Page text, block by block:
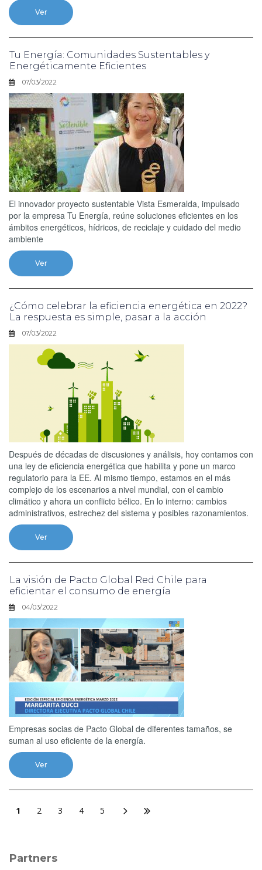
Ver
Tu Energía: Comunidades Sustentables y
Energéticamente Eficientes
07/03/2022
El innovador proyecto sustentable Vista Esmeralda, impulsado
por la empresa Tu Energía, reúne soluciones eficientes en los
ámbitos energéticos, hídricos, de reciclaje y cuidado del medio
ambiente
Ver
¿Cómo celebrar la eficiencia energética en 2022?
La respuesta es simple, pasar a la acción
07/03/2022
Después de décadas de discusiones y análisis, hoy contamos con
una ley de eficiencia energética que habilita y pone un marco
regulatorio para la EE. Al mismo tiempo, estamos en el más
complejo de los escenarios a nivel mundial, con el cambio
climático y ahora un conflicto bélico. En lo interno: cambios
administrativos, estrechez del sistema y posibles razonamientos.
Ver
La visión de Pacto Global Red Chile para
eficientar el consumo de energía
04/03/2022
Empresas socias de Pacto Global de diferentes tamaños, se
suman al uso eficiente de la energía.
Ver
1 2 3 4 5
Partners